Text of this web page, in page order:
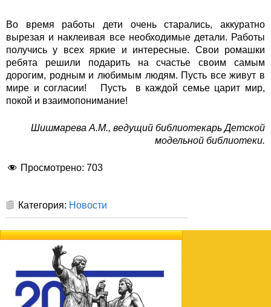
Во время работы дети очень старались, аккуратно
вырезая и наклеивая все необходимые детали. Работы
получись у всех яркие и интересные. Свои ромашки
ребята решили подарить на счастье своим самым
дорогим, родным и любимым людям. Пусть все живут в
мире и согласии! Пусть в каждой семье царит мир,
покой и взаимопонимание!
Шишмарева А.М., ведущий библиотекарь Детской
модельной библиотеки.
Просмотрено: 703
Категория: Новости